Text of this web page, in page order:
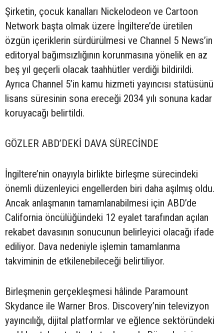
Şirketin, çocuk kanalları Nickelodeon ve Cartoon
Network başta olmak üzere İngiltere’de üretilen
özgün içeriklerin sürdürülmesi ve Channel 5 News’in
editoryal bağımsızlığının korunmasına yönelik en az
beş yıl geçerli olacak taahhütler verdiği bildirildi.
Ayrıca Channel 5’in kamu hizmeti yayıncısı statüsünü
lisans süresinin sona ereceği 2034 yılı sonuna kadar
koruyacağı belirtildi.
GÖZLER ABD’DEKİ DAVA SÜRECİNDE
İngiltere’nin onayıyla birlikte birleşme sürecindeki
önemli düzenleyici engellerden biri daha aşılmış oldu.
Ancak anlaşmanın tamamlanabilmesi için ABD’de
California öncülüğündeki 12 eyalet tarafından açılan
rekabet davasının sonucunun belirleyici olacağı ifade
ediliyor. Dava nedeniyle işlemin tamamlanma
takviminin de etkilenebileceği belirtiliyor.
Birleşmenin gerçekleşmesi hâlinde Paramount
Skydance ile Warner Bros. Discovery’nin televizyon
yayıncılığı, dijital platformlar ve eğlence sektöründeki